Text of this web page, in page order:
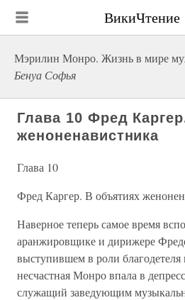
ВикиЧтение
Мэрилин Монро. Жизнь в мире
Бенуа Софья
Глава 10 Фред
женоненавистника
Глава 10
Фред Каргер. В объятиях
Наверное теперь самое время
аранжировщике и дирижере
выступившем в роли благодетеля
несчастная Монро впала в
служащий заведующим